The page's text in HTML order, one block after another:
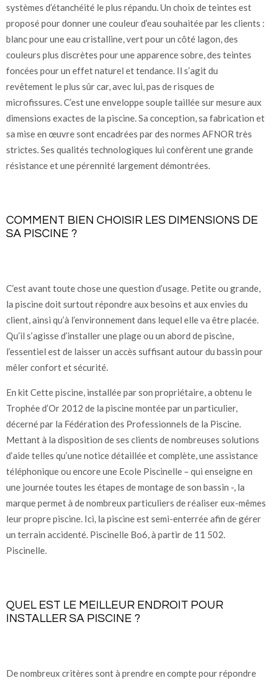
systèmes d’étanchéité le plus répandu. Un choix de teintes est
proposé pour donner une couleur d’eau souhaitée par les clients :
blanc pour une eau cristalline, vert pour un côté lagon, des
couleurs plus discrètes pour une apparence sobre, des teintes
foncées pour un effet naturel et tendance. Il s’agit du
revêtement le plus sûr car, avec lui, pas de risques de
microfissures. C’est une enveloppe souple taillée sur mesure aux
dimensions exactes de la piscine. Sa conception, sa fabrication et
sa mise en œuvre sont encadrées par des normes AFNOR très
strictes. Ses qualités technologiques lui confèrent une grande
résistance et une pérennité largement démontrées.
COMMENT BIEN CHOISIR LES DIMENSIONS DE
SA PISCINE ?
C’est avant toute chose une question d’usage. Petite ou grande,
la piscine doit surtout répondre aux besoins et aux envies du
client, ainsi qu’à l’environnement dans lequel elle va être placée.
Qu’il s’agisse d’installer une plage ou un abord de piscine,
l’essentiel est de laisser un accès suffisant autour du bassin pour
mêler confort et sécurité.
En kit Cette piscine, installée par son propriétaire, a obtenu le
Trophée d’Or 2012 de la piscine montée par un particulier,
décerné par la Fédération des Professionnels de la Piscine.
Mettant à la disposition de ses clients de nombreuses solutions
d’aide telles qu’une notice détaillée et complète, une assistance
téléphonique ou encore une Ecole Piscinelle – qui enseigne en
une journée toutes les étapes de montage de son bassin -, la
marque permet à de nombreux particuliers de réaliser eux-mêmes
leur propre piscine. Ici, la piscine est semi-enterrée afin de gérer
un terrain accidenté. Piscinelle Bo6, à partir de 11 502.
Piscinelle.
QUEL EST LE MEILLEUR ENDROIT POUR
INSTALLER SA PISCINE ?
De nombreux critères sont à prendre en compte pour répondre